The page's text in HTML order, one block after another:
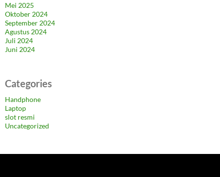
Mei 2025
Oktober 2024
September 2024
Agustus 2024
Juli 2024
Juni 2024
Categories
Handphone
Laptop
slot resmi
Uncategorized